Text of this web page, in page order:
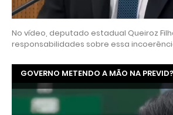
No vídeo, deputado estadual Queiroz
responsabilidades sobre essa
GOVERNO METENDO A MÃO NA PREVID?